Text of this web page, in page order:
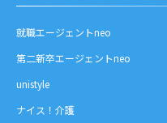
就職エージェントneo
第二新卒エージェントneo
unistyle
ナイス！介護